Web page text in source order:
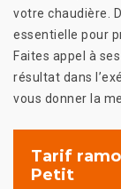
votre chaudière.
essentielle pour
Faites appel à
résultat dans
vous donner la
Tarif
Petit